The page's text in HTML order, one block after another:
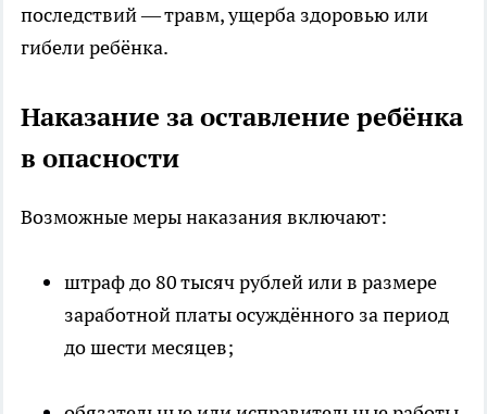
последствий — травм, ущерба здоровью или
гибели ребёнка.
Наказание за оставление ребёнка
в опасности
Возможные меры наказания включают:
штраф до 80 тысяч рублей или в размере
заработной платы осуждённого за период
до шести месяцев;